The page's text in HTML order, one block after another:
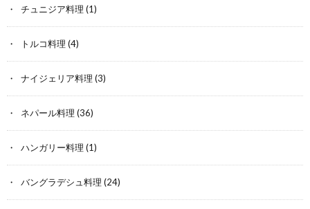
チュニジア料理 (1)
トルコ料理 (4)
ナイジェリア料理 (3)
ネパール料理 (36)
ハンガリー料理 (1)
バングラデシュ料理 (24)